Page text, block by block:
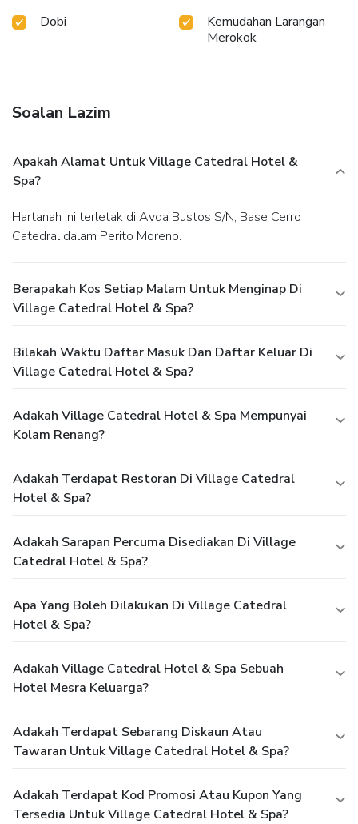
Dobi
Kemudahan Larangan
Merokok
Soalan Lazim
Apakah Alamat Untuk Village Catedral Hotel &
Spa?
Hartanah ini terletak di Avda Bustos S/N, Base Cerro
Catedral dalam Perito Moreno.
Berapakah Kos Setiap Malam Untuk Menginap Di
Village Catedral Hotel & Spa?
Bilakah Waktu Daftar Masuk Dan Daftar Keluar Di
Village Catedral Hotel & Spa?
Adakah Village Catedral Hotel & Spa Mempunyai
Kolam Renang?
Adakah Terdapat Restoran Di Village Catedral
Hotel & Spa?
Adakah Sarapan Percuma Disediakan Di Village
Catedral Hotel & Spa?
Apa Yang Boleh Dilakukan Di Village Catedral
Hotel & Spa?
Adakah Village Catedral Hotel & Spa Sebuah
Hotel Mesra Keluarga?
Adakah Terdapat Sebarang Diskaun Atau
Tawaran Untuk Village Catedral Hotel & Spa?
Adakah Terdapat Kod Promosi Atau Kupon Yang
Tersedia Untuk Village Catedral Hotel & Spa?